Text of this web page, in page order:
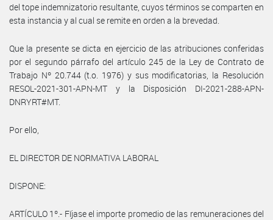
del tope indemnizatorio resultante, cuyos términos se comparten en
esta instancia y al cual se remite en orden a la brevedad.
Que la presente se dicta en ejercicio de las atribuciones conferidas
por el segundo párrafo del artículo 245 de la Ley de Contrato de
Trabajo Nº 20.744 (t.o. 1976) y sus modificatorias, la Resolución
RESOL-2021-301-APN-MT y la Disposición DI-2021-288-APN-
DNRYRT#MT.
Por ello,
EL DIRECTOR DE NORMATIVA LABORAL
DISPONE:
ARTÍCULO 1º.- Fíjase el importe promedio de las remuneraciones del